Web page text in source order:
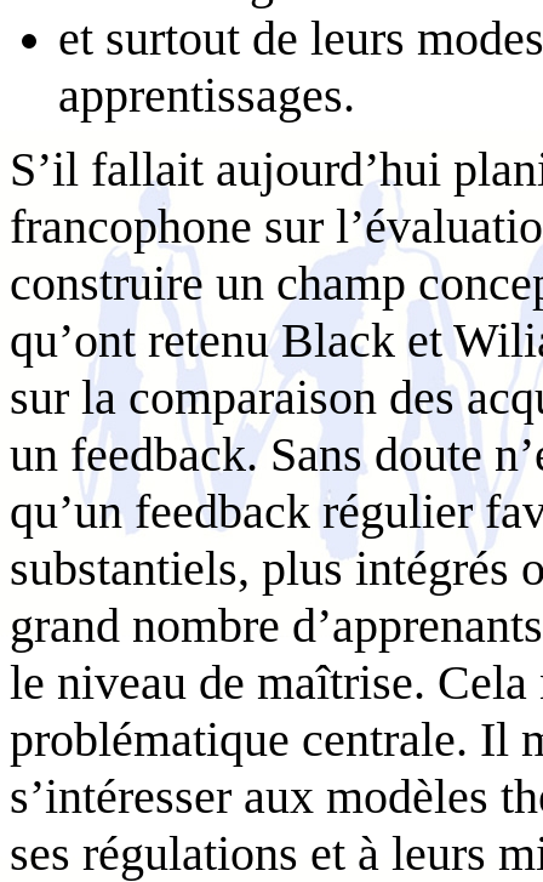
et surtout de leurs
apprentissages.
S’il fallait aujourd’hui
francophone sur
construire un champ
qu’ont retenu Black et
sur la comparaison des
un feedback. Sans doute
qu’un feedback régulier
substantiels, plus intégrés
grand nombre
le niveau de maîtrise.
problématique centrale. Il
s’intéresser aux modèles
ses régulations et à leurs